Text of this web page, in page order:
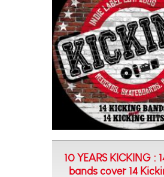
10 YEARS KICKING :
bands cover 14